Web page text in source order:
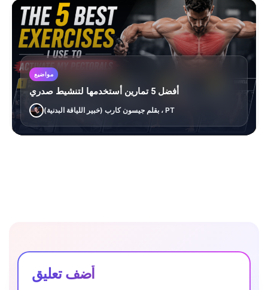
مواضيع
أفضل 5 تمارين أستخدمها لتنشيط صدري
بقلم جيسون كارب (خبير اللياقة البدنية) ، PT
أضف تعليق